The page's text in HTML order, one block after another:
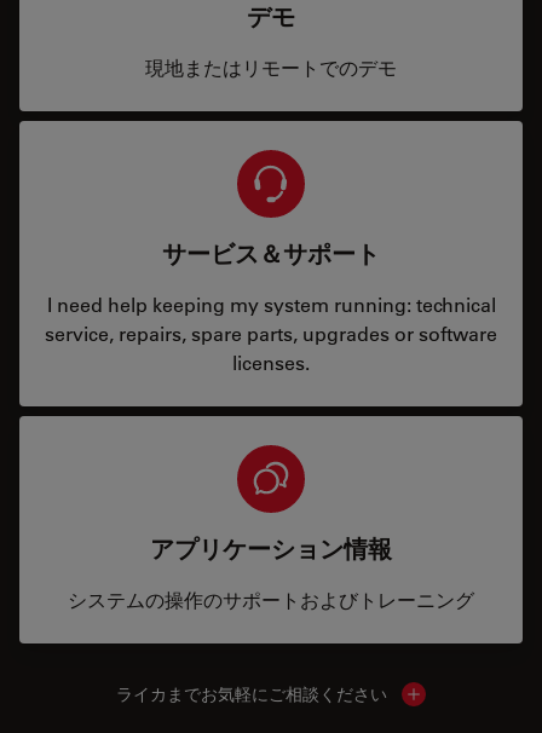
デモ
現地またはリモートでのデモ
サービス＆サポート
I need help keeping my system running: technical
service, repairs, spare parts, upgrades or software
licenses.
アプリケーション情報
システムの操作のサポートおよびトレーニング
ライカまでお気軽にご相談ください Show local